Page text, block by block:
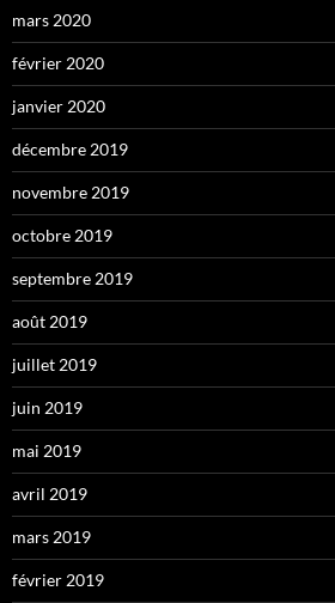
mars 2020
février 2020
janvier 2020
décembre 2019
novembre 2019
octobre 2019
septembre 2019
août 2019
juillet 2019
juin 2019
mai 2019
avril 2019
mars 2019
février 2019